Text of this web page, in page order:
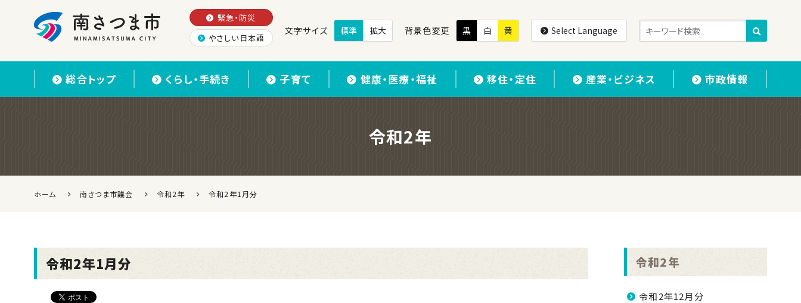
緊急・防災
やさしい日本語
文字サイズ 標準 拡大 背景色変更 黒 白 黄 Select Language
総合トップ くらし・手続き 子育て 健康・医療・福祉 移住・定住 産業・ビジネス 市政情報
令和2年
ホーム 南さつま市議会 令和2年 令和2年1月分
令和2年1月分 令和2年
令和2年12月分